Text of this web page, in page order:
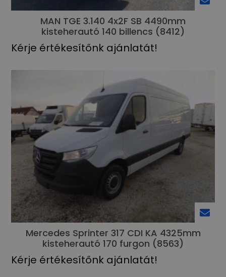
MAN TGE 3.140 4x2F SB 4490mm
kisteherautó 140 billencs (8412)
Kérje értékesítőnk ajánlatát!
Mercedes Sprinter 317 CDI KA 4325mm
kisteherautó 170 furgon (8563)
Kérje értékesítőnk ajánlatát!